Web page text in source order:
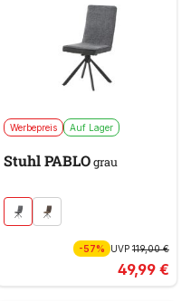
Werbepreis Auf Lager
Stuhl PABLOgrau
-57% UVP119,00 €
49,99 €